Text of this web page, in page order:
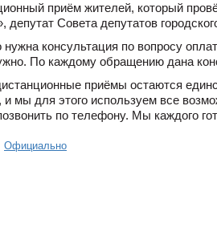
приём жителей, который
депутат Совета депутатов
нужна консультация по вопросу
По каждому обращению дана
приёмы остаются
и мы для этого используем все
по телефону. Мы каждого
Официально